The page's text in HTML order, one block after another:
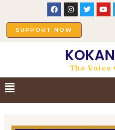
SUPPORT NOW
The Voice